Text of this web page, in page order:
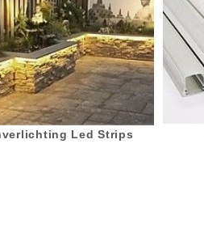
Led Strips